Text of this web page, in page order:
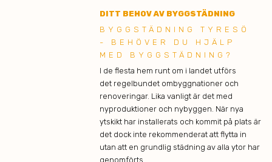
DITT BEHOV AV BYGGSTÄDNING
BYGGSTÄDNING TYRESÖ
- BEHÖVER DU HJÄLP
MED BYGGSTÄDNING?
I de flesta hem runt om i landet utförs
det regelbundet ombyggnationer och
renoveringar. Lika vanligt är det med
nyproduktioner och nybyggen. När nya
ytskikt har installerats och kommit på plats är
det dock inte rekommenderat att flytta in
utan att en grundlig städning av alla ytor har
genomförts.